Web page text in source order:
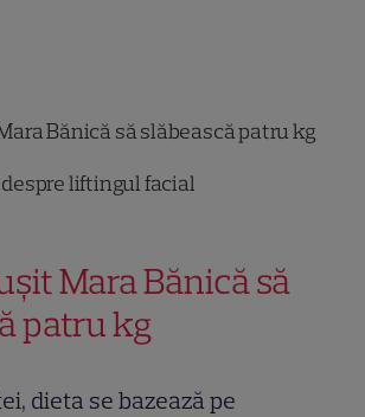
Bănică să slăbească patru kg
liftingul facial
Mara Bănică să
patru kg
dieta se bazează pe